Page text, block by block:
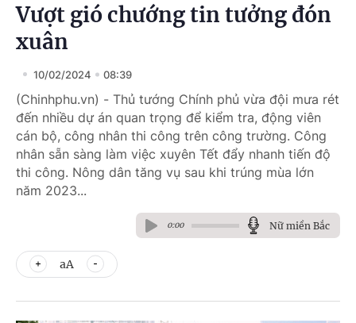
Vượt gió chướng tin tưởng đón
xuân
10/02/2024 08:39
(Chinhphu.vn) - Thủ tướng Chính phủ vừa đội mưa rét
đến nhiều dự án quan trọng để kiểm tra, động viên
cán bộ, công nhân thi công trên công trường. Công
nhân sẵn sàng làm việc xuyên Tết đẩy nhanh tiến độ
thi công. Nông dân tăng vụ sau khi trúng mùa lớn
năm 2023...
0:00 Nữ miền Bắc
aA